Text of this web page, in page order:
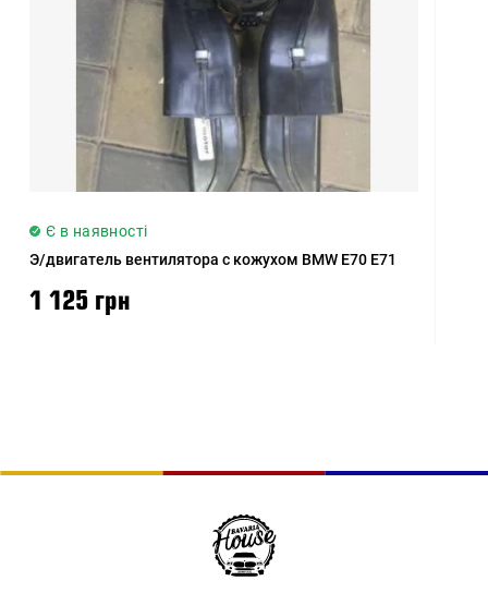
Є в наявності
Э/двигатель вентилятора с кожухом BMW E70 E71
1 125 грн